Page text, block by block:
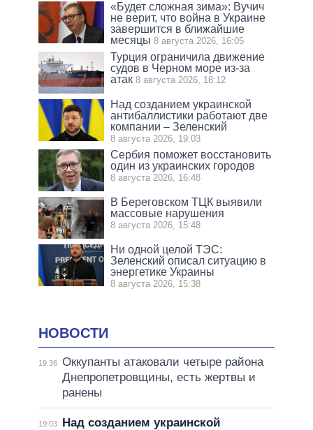
«Будет сложная зима»: Вучич
не верит, что война в Украине
завершится в ближайшие
месяцы 8 августа 2026, 16:05
Турция ограничила движение
судов в Черном море из-за
атак 8 августа 2026, 18:12
Над созданием украинской
антибаллистики работают две
компании – Зеленский
8 августа 2026, 19:03
Сербия поможет восстановить
один из украинских городов
8 августа 2026, 16:48
В Береговском ТЦК выявили
массовые нарушения
8 августа 2026, 15:48
Ни одной целой ТЭС:
Зеленский описал ситуацию в
энергетике Украины
8 августа 2026, 15:38
НОВОСТИ
19:36 Оккупанты атаковали четыре района
Днепропетровщины, есть жертвы и
ранены
19:03
Над созданием украинской